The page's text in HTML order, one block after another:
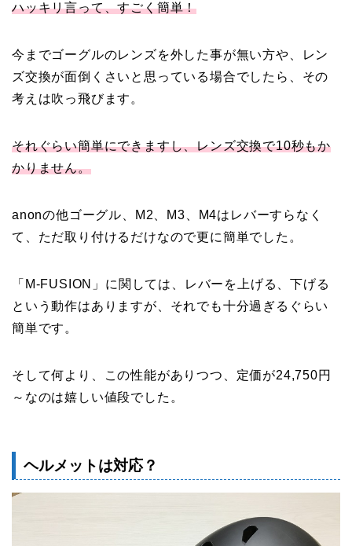
ハッキリ言って、すごく簡単！
今までゴーグルのレンズを外した事が無い方や、レン
ズ交換が面倒くさいと思っている場合でしたら、その
考えは吹っ飛びます。
それぐらい簡単にできますし、レンズ交換で10秒もか
かりません。
anonの他ゴーグル、M2、M3、M4はレバーすらなく
て、ただ取り付けるだけなので更に簡単でした。
「M-FUSION」に関しては、レバーを上げる、下げる
という動作はありますが、それでも十分過ぎるぐらい
簡単です。
そして何より、この性能がありつつ、定価が24,750円
～なのは嬉しい値段でした。
ヘルメットは対応？